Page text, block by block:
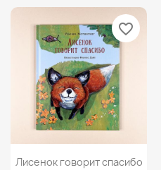
Просмотр
Лисенок говорит спасибо
favorite_border